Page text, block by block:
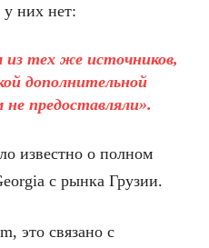
них нет:
тех же источников,
дополнительной
предоставляли».
известно о полном
с рынка Грузии.
это связано с